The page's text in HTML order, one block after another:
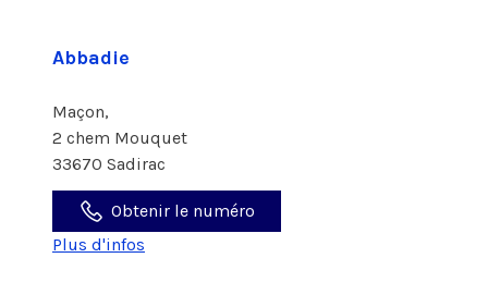
Abbadie
Maçon,
2 chem Mouquet
33670 Sadirac
Obtenir le numéro
Plus d'infos